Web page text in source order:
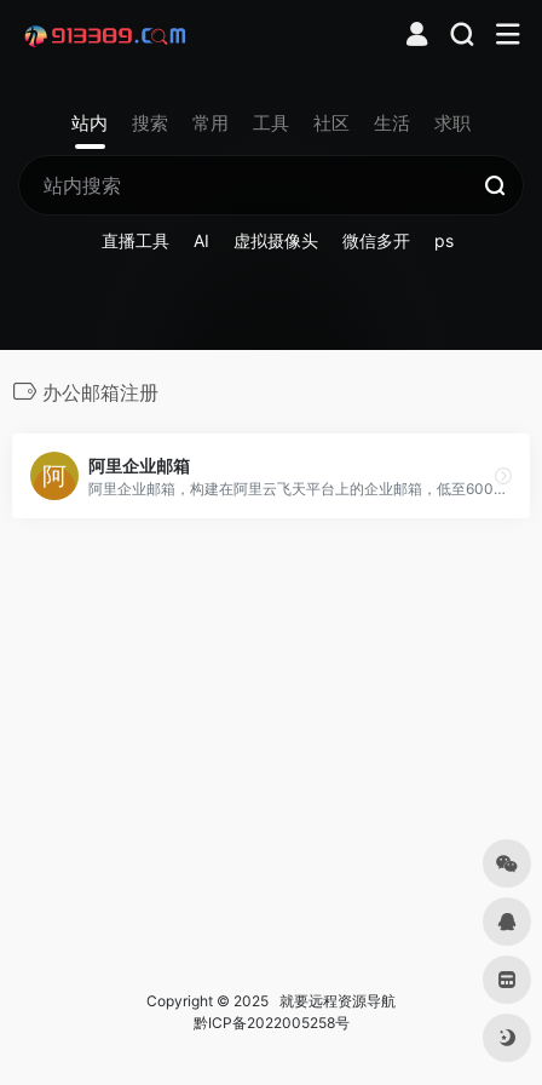
站内 搜索 常用 工具 社区 生活 求职
直播工具 AI 虚拟摄像头 微信多开 ps
办公邮箱注册
阿里企业邮箱
阿里企业邮箱，构建在阿里云飞天平台上的企业邮箱，低至600元即可开通。行业领先的企业邮箱，3分钟开启。
Copyright © 2025 就要远程资源导航
黔ICP备2022005258号